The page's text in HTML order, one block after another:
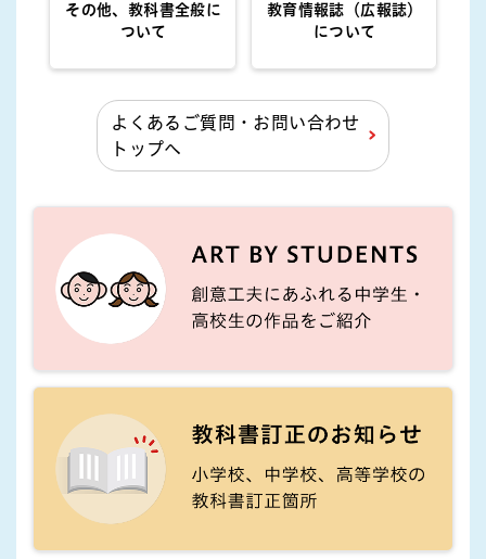
その他、教科書全般に
ついて
教育情報誌（広報誌）
について
よくあるご質問・お問い合わせ
トップへ